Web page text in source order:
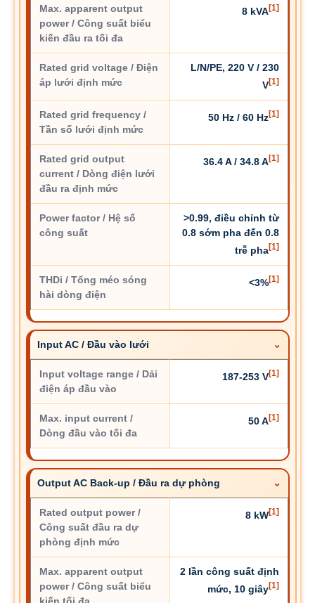
Max. apparent output
power / Công suất biểu
kiến đầu ra tối đa
8 kVA[1]
Rated grid voltage / Điện
áp lưới định mức
L/N/PE, 220 V / 230
V[1]
Rated grid frequency /
Tần số lưới định mức
50 Hz / 60 Hz[1]
Rated grid output
current / Dòng điện lưới
đầu ra định mức
36.4 A / 34.8 A[1]
Power factor / Hệ số
công suất
>0.99, điều chỉnh từ
0.8 sớm pha đến 0.8
trễ pha[1]
THDi / Tổng méo sóng
hài dòng điện
<3%[1]
Input AC / Đầu vào lưới
Input voltage range / Dải
điện áp đầu vào
187-253 V[1]
Max. input current /
Dòng đầu vào tối đa
50 A[1]
Output AC Back-up / Đầu ra dự phòng
Rated output power /
Công suất đầu ra dự
phòng định mức
8 kW[1]
Max. apparent output
power / Công suất biểu
2 lần công suất định
mức, 10 giây[1]